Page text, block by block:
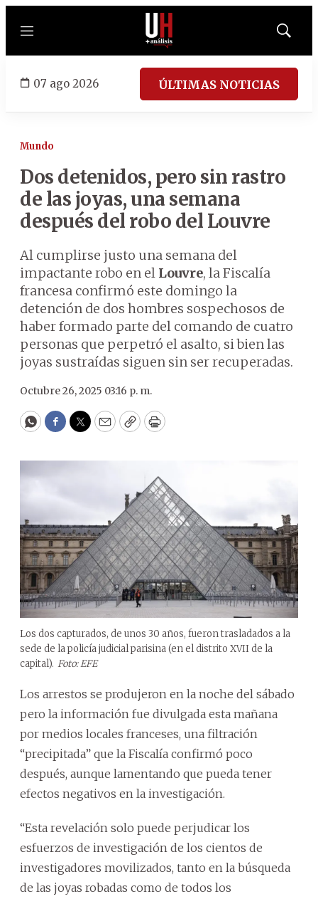
Menú
Mostrar
07 ago 2026 ÚLTIMAS NOTICIAS
Mundo
Dos detenidos, pero sin rastro
de las joyas, una semana
después del robo del Louvre
Al cumplirse justo una semana del
impactante robo en el Louvre, la Fiscalía
francesa confirmó este domingo la
detención de dos hombres sospechosos de
haber formado parte del comando de cuatro
personas que perpetró el asalto, si bien las
joyas sustraídas siguen sin ser recuperadas.
Octubre 26, 2025 03:16 p. m.
WhatsApp
Facebook
Twitter
EmailCopyPrint
Los dos capturados, de unos 30 años, fueron trasladados a la
sede de la policía judicial parisina (en el distrito XVII de la
capital). Foto: EFE
Los arrestos se produjeron en la noche del sábado
pero la información fue divulgada esta mañana
por medios locales franceses, una filtración
“precipitada” que la Fiscalía confirmó poco
después, aunque lamentando que pueda tener
efectos negativos en la investigación.
“Esta revelación solo puede perjudicar los
esfuerzos de investigación de los cientos de
investigadores movilizados, tanto en la búsqueda
de las joyas robadas como de todos los